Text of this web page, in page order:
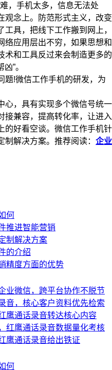
，手机太多，信息无法处
观念上。防范形式主义，改变
具，把线下工作搬到网上，
络应用层出不穷，如果思想和
术和工具反过来会制造更多的
”。
!微信工作手机的研发，为
，具有实现多个微信号统一
接兼容，提高转化率，让进入
的好看空谈。微信工作手机针
解决方案。推荐阅读： 企业
何
推进智能营销
制解决方案
的介绍
精度方面的优势
业微信，跨平台协作不脱节
音，核心客户资料优先检索
鹰通话录音转达核心内容
红鹰通话录音数据量化考核
鹰通话录音给出铁证
何